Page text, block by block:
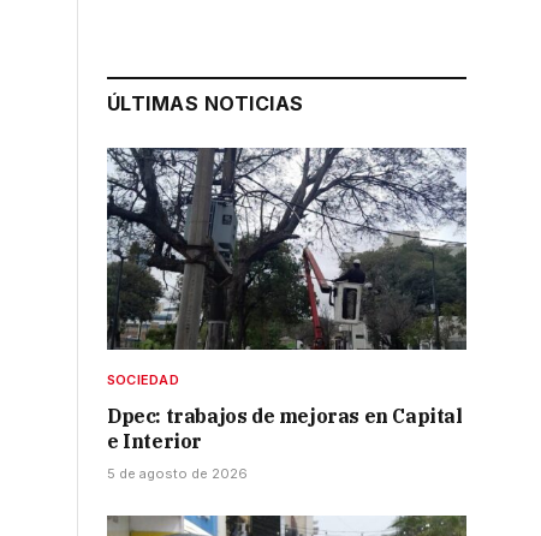
ÚLTIMAS NOTICIAS
SOCIEDAD
Dpec: trabajos de mejoras en Capital
e Interior
5 de agosto de 2026